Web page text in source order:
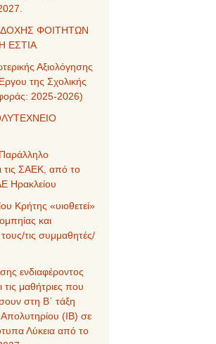
ΦΟΙΤΗΤΩΝ
ΕΣΤΙΑ
Αξιολόγησης
της Σχολικής
2025-2026)
τις ΣΑΕΚ, από το
Ηρακλείου
Κρήτης «υιοθετεί»
και
τις συμμαθητές/
ενδιαφέροντος
τις μαθήτριες που
στη Β΄ τάξη
(IB) σε
Λύκεια από το